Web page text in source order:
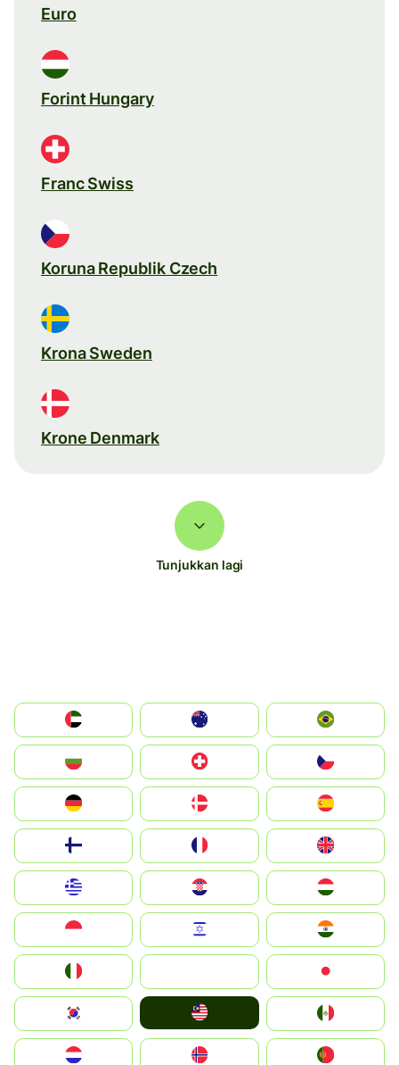
Euro
Forint Hungary
Franc Swiss
Koruna Republik Czech
Krona Sweden
Krone Denmark
Tunjukkan lagi
الإمارات العربية المتحدة
Switzerland
Deutschland
United Kingdom
Magyarország
South Korea